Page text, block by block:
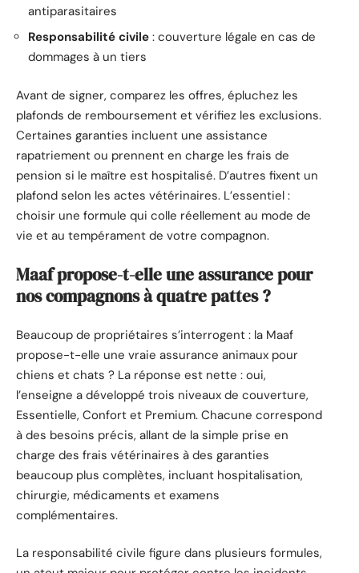
antiparasitaires
Responsabilité civile : couverture légale en cas de
dommages à un tiers
Avant de signer, comparez les offres, épluchez les
plafonds de remboursement et vérifiez les exclusions.
Certaines garanties incluent une assistance
rapatriement ou prennent en charge les frais de
pension si le maître est hospitalisé. D’autres fixent un
plafond selon les actes vétérinaires. L’essentiel :
choisir une formule qui colle réellement au mode de
vie et au tempérament de votre compagnon.
Maaf propose-t-elle une assurance pour
nos compagnons à quatre pattes ?
Beaucoup de propriétaires s’interrogent : la Maaf
propose-t-elle une vraie assurance animaux pour
chiens et chats ? La réponse est nette : oui,
l’enseigne a développé trois niveaux de couverture,
Essentielle, Confort et Premium. Chacune correspond
à des besoins précis, allant de la simple prise en
charge des frais vétérinaires à des garanties
beaucoup plus complètes, incluant hospitalisation,
chirurgie, médicaments et examens
complémentaires.
La responsabilité civile figure dans plusieurs formules,